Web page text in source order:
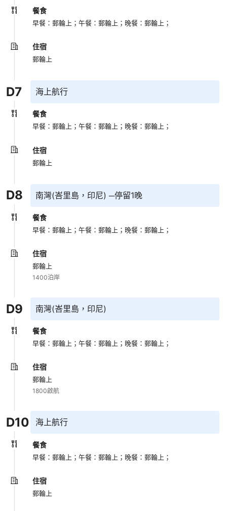
餐食
早餐：郵輪上；午餐：郵輪上； 晚餐：郵輪上；
住宿
郵輪上
D7 海上航行
餐食
早餐：郵輪上；午餐：郵輪上； 晚餐：郵輪上；
住宿
郵輪上
D8 南灣(峇里島，印尼) ─停留1晚
餐食
早餐：郵輪上；午餐：郵輪上； 晚餐：郵輪上；
住宿
郵輪上
1400泊岸
D9 南灣(峇里島，印尼)
餐食
早餐：郵輪上；午餐：郵輪上； 晚餐：郵輪上；
住宿
郵輪上
1800啟航
D10 海上航行
餐食
早餐：郵輪上；午餐：郵輪上； 晚餐：郵輪上；
住宿
郵輪上